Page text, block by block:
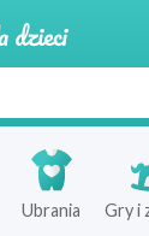
Produkty
Sklepy
Ubrania Gry i